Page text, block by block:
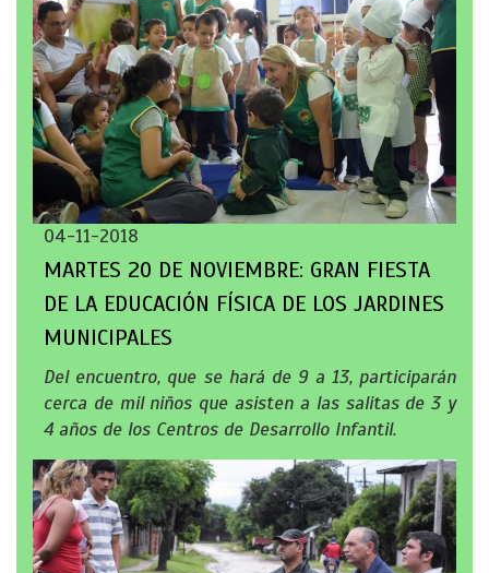
04-11-2018
MARTES 20 DE NOVIEMBRE: GRAN FIESTA
DE LA EDUCACIÓN FÍSICA DE LOS JARDINES
MUNICIPALES
Del encuentro, que se hará de 9 a 13, participarán
cerca de mil niños que asisten a las salitas de 3 y
4 años de los Centros de Desarrollo Infantil.